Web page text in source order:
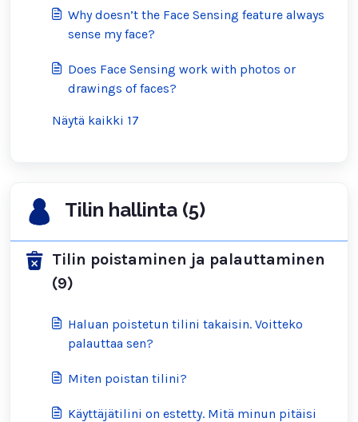
Why doesn’t the Face Sensing feature always
sense my face?
Does Face Sensing work with photos or
drawings of faces?
Näytä kaikki 17
Tilin hallinta (5)
Tilin poistaminen ja palauttaminen
(9)
Haluan poistetun tilini takaisin. Voitteko
palauttaa sen?
Miten poistan tilini?
Käyttäjätilini on estetty. Mitä minun pitäisi